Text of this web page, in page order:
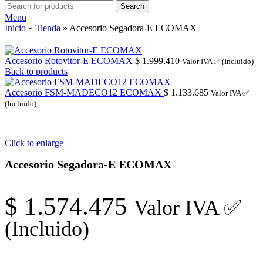
Search
Menu
Inicio » Tienda » Accesorio Segadora-E ECOMAX
Accesorio Rotovitor-E ECOMAX $ 1.999.410 Valor IVA ✅ (Incluido)
Back to products
Accesorio FSM-MADECO12 ECOMAX $ 1.133.685 Valor IVA ✅
(Incluido)
Click to enlarge
Accesorio Segadora-E ECOMAX
$ 1.574.475 Valor IVA ✅
(Incluido)